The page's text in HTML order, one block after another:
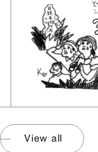
View all